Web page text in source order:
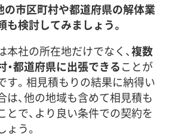
の市区町村や都道府県の解体業
も検討してみましょう。
本社の所在地だけでなく、複数
・都道府県に出張できることが
す。相見積もりの結果に納得い
は、他の地域も含めて相見積も
とで、より良い条件での契約を
ょう。